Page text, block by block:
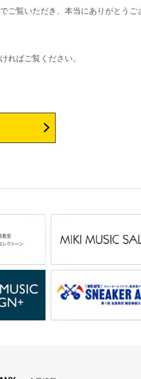
ご覧いただき、本当にありがとうご
ればご覧ください。